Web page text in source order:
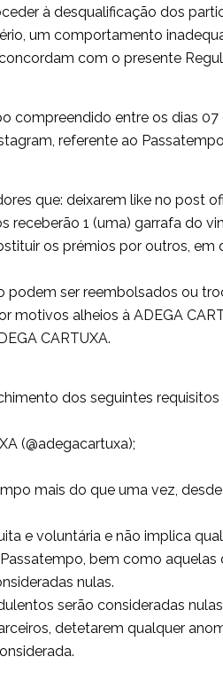
à desqualificação dos
um comportamento
com o presente
compreendido entre os dias
referente ao
que: deixarem like no
1 (uma) garrafa do
os prémios por outros,
podem ser reembolsados ou
motivos alheios à ADEGA
CARTUXA.
dos seguintes
(@adegacartuxa);
mais do que uma vez,
e voluntária e não implica
bem como
nulas.
serão consideradas
detetarem qualquer